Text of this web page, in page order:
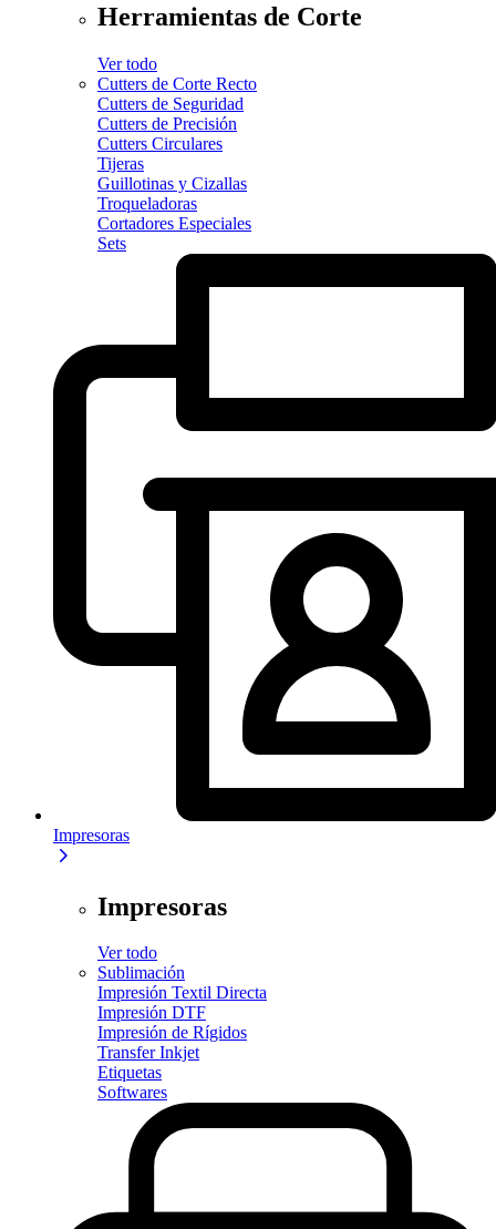
Herramientas de Corte
Ver todo
Cutters de Corte Recto
Cutters de Seguridad
Cutters de Precisión
Cutters Circulares
Tijeras
Guillotinas y Cizallas
Troqueladoras
Cortadores Especiales
Sets
Impresoras
Impresoras
Ver todo
Sublimación
Impresión Textil Directa
Impresión DTF
Impresión de Rígidos
Transfer Inkjet
Etiquetas
Softwares